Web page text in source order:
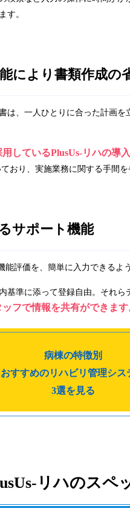
す。
により書類作成の
は、一人ひとりに合った計画
しているPlusUs-リハの導
おり、実施業務に関する手間を
サポート機能
評価を、簡単に入力できるよ
基準に添って登録自由。それ
フで情報を共有ができます
病棟の特徴別
おすすめのリハビリ管理シス
3選を見る
リハのスペ